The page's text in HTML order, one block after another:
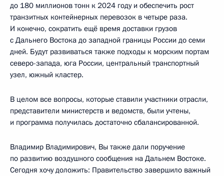
до 180 миллионов тонн к 2024 году и обеспечить рост
транзитных контейнерных перевозок в четыре раза.
И конечно, сократить ещё время доставки грузов
с Дальнего Востока до западной границы России до семи
дней. Будут развиваться также подходы к морским портам
северо-запада, юга России, центральный транспортный
узел, южный кластер.
В целом все вопросы, которые ставили участники отрасли,
представители министерств и ведомств, были учтены,
и программа получилась достаточно сбалансированной.
Владимир Владимирович, Вы также дали поручение
по развитию воздушного сообщения на Дальнем Востоке.
Сегодня хочу доложить: Правительство завершило важный